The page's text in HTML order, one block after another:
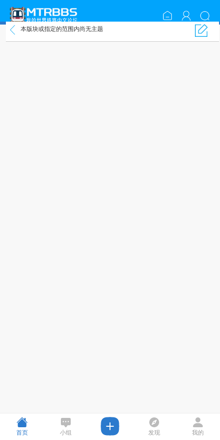
BUG反馈
本版块或指定的范围内尚无主题
首页 小组 发现 我的